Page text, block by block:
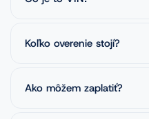
Koľko overenie stojí?
Ako môžem zaplatiť?